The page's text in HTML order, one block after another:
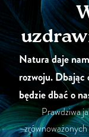
Natura daje
rozwoju. Dbając
będzie dbać o
Prawdziwa
zrównoważonych